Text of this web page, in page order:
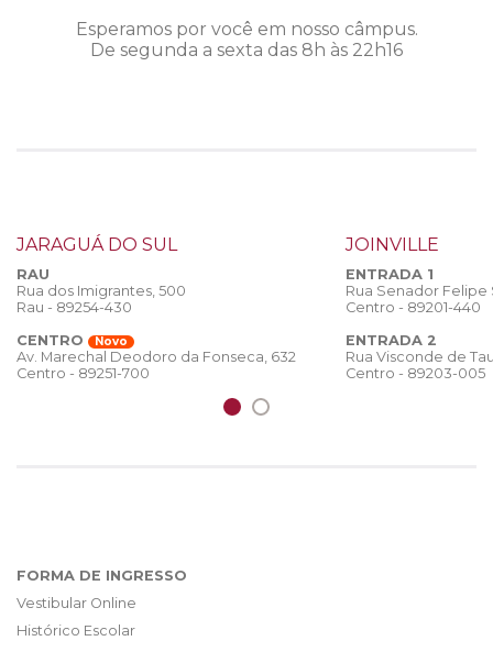
Esperamos por você em nosso câmpus.
De segunda a sexta das 8h às 22h16
JARAGUÁ DO SUL
RAU
Rua dos Imigrantes, 500
Rau - 89254-430
CENTRO
Novo
Av. Marechal Deodoro da Fonseca, 632
Centro - 89251-700
JOINVILLE
ENTRADA 1
Rua Senador
Centro - 89201-440
ENTRADA 2
Rua Visconde de
Centro - 89203-005
FORMA DE INGRESSO
Vestibular Online
Histórico Escolar